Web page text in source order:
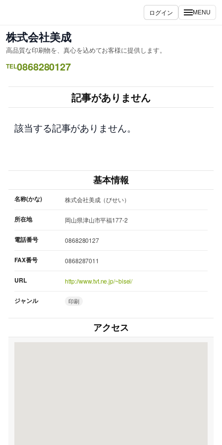
を
ス
キ
ッ
ログイン MENU
株式会社美成
高品質な印刷物を、真心を込めてお客様に提供します。
TEL0868280127
記事がありません
該当する記事がありません。
基本情報
名称(かな) 株式会社美成（びせい）
所在地 岡山県津山市平福177-2
電話番号 0868280127
FAX番号 0868287011
URL http://www.tvt.ne.jp/~bisei/
ジャンル 印刷
アクセス